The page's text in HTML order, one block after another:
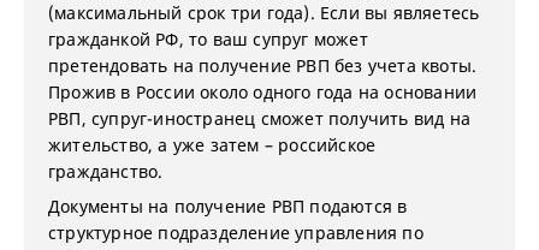
(максимальный срок три года). Если вы являетесь
гражданкой РФ, то ваш супруг может
претендовать на получение РВП без учета квоты.
Прожив в России около одного года на основании
РВП, супруг-иностранец сможет получить вид на
жительство, а уже затем – российское
гражданство.
Документы на получение РВП подаются в
структурное подразделение управления по